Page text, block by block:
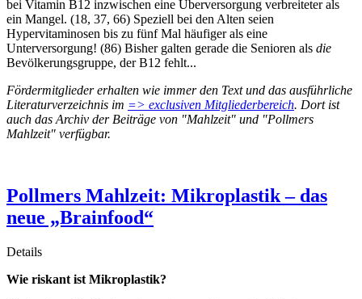
bei Vitamin B12 inzwischen eine Überversorgung verbreiteter als
ein Mangel. (18, 37, 66) Speziell bei den Alten seien
Hypervitaminosen bis zu fünf Mal häufiger als eine
Unterversorgung! (86) Bisher galten gerade die Senioren als die
Bevölkerungsgruppe, der B12 fehlt...
Fördermitglieder erhalten wie immer den Text und das ausführliche
Literaturverzeichnis im => exclusiven Mitgliederbereich. Dort ist
auch das Archiv der Beiträge von "Mahlzeit" und "Pollmers
Mahlzeit" verfügbar.
Pollmers Mahlzeit: Mikroplastik – das
neue „Brainfood“
Details
Wie riskant ist Mikroplastik?